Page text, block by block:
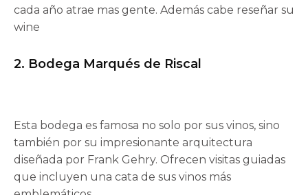
cada año atrae mas gente. Además cabe reseñar su
wine
2. Bodega Marqués de Riscal
Esta bodega es famosa no solo por sus vinos, sino
también por su impresionante arquitectura
diseñada por Frank Gehry. Ofrecen visitas guiadas
que incluyen una cata de sus vinos más